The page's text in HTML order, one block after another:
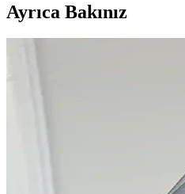
Ayrıca Bakınız
Boutique Naz 25'li Etiketli
Boutique Naz'in 25'li etiketli
ZEYMERADE Beyaz
ZEYMERADE'nin beyaz orkide